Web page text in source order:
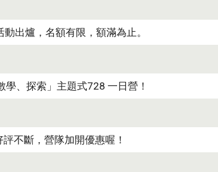
出爐，名額有限，額滿為止。
學、探索」主題式728 ⼀⽇營！
不斷，營隊加開優惠喔！